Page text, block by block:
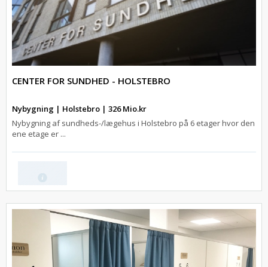
CENTER FOR SUNDHED - HOLSTEBRO
Nybygning | Holstebro | 326 Mio.kr
Nybygning af sundheds-/lægehus i Holstebro på 6 etager hvor den
ene etage er ...